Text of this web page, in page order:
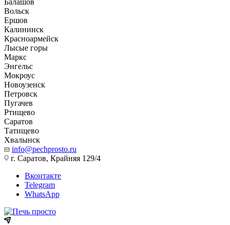
Балашов
Вольск
Ершов
Калининск
Красноармейск
Лысые горы
Маркс
Энгельс
Мокроус
Новоузенск
Петровск
Пугачев
Ртищево
Саратов
Татищево
Хвалынск
info@pechprosto.ru
г. Саратов, Крайняя 129/4
Вконтакте
Telegram
WhatsApp